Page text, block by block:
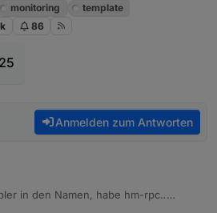
monitoring
template
86
Anmelden zum Antworten
in den Namen, habe hm-rpc..